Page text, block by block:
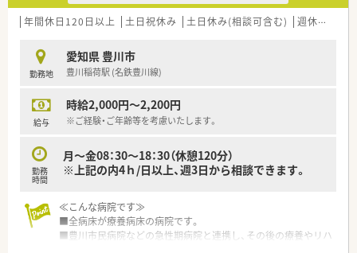
年間休日120日以上 土日祝休み 土日休み(相談可含む) 週休2.5日以上
勤務地
愛知県 豊川市
豊川稲荷駅 (名鉄豊川線)
給与
時給2,000円～2,200円
※ご経験・ご年齢等を考慮いたします。
勤務
時間
月～金08：30～18：30（休憩120分）
※上記の内4ｈ/日以上、週3日から相談できます。
≪こんな病院です≫
■全病床が療養病床の病院です。
■豊川市民病院などの急性期病院と連携し、その後の療養やリハ